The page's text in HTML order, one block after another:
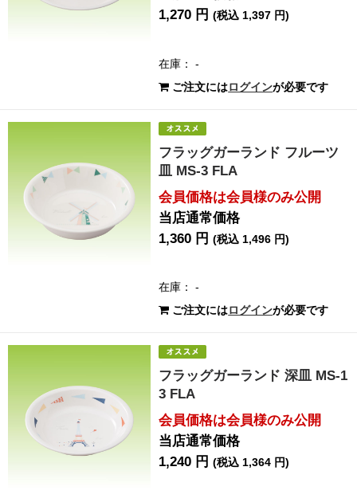
1,270 円(税込 1,397 円)
在庫： -
ご注文にはログインが必要です
フラッグガーランド フルーツ
皿 MS-3 FLA
会員価格は会員様のみ公開
当店通常価格
1,360 円(税込 1,496 円)
在庫： -
ご注文にはログインが必要です
フラッグガーランド 深皿 MS-1
3 FLA
会員価格は会員様のみ公開
当店通常価格
1,240 円(税込 1,364 円)